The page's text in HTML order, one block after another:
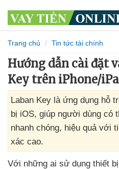
Trang chủ Tin tức tài chính
Hướng dẫn cài đặt
Key trên iPhone/
Laban Key là ứng dụng hỗ
bị iOS, giúp người dùng có
nhanh chóng, hiệu quả với
xác cao.
Với những ai sử dụng thiết